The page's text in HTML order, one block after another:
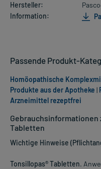
Hersteller:
Information:
Gebrauchsinformationen
Tabletten
Wichtige Hinweise
Tonsillopas® Tabletten.
Passende Produkt-
Homöopathische
Produkte aus der Apotheke |
Arzneimittel rezeptfrei